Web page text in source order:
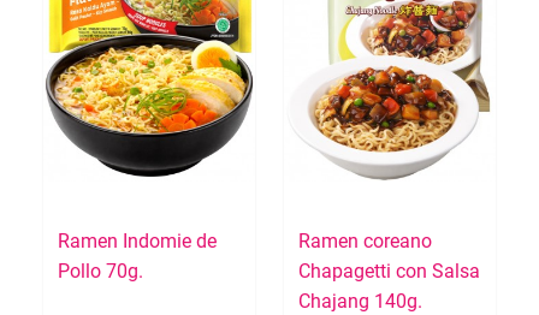
Ramen Indomie de
Pollo 70g.
Ramen coreano
Chapagetti con Salsa
Chajang 140g.